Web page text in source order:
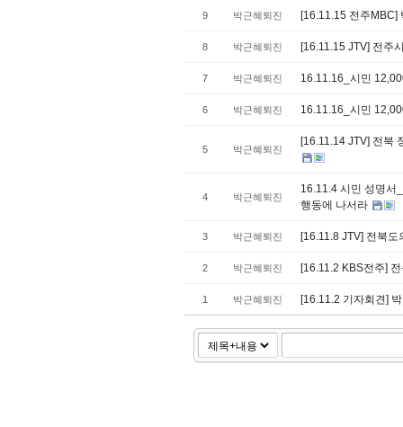
9 박근혜퇴진 [16.11.15 전주MBC]
8 박근혜퇴진 [16.11.15 JTV] 전주
7 박근혜퇴진 16.11.16_시민
6 박근혜퇴진 16.11.16_시민
5 박근혜퇴진
[16.11.14 JTV] 전북
4 박근혜퇴진
16.11.4 시민 성명서
행동에 나서라
3 박근혜퇴진 [16.11.8 JTV] 전북
2 박근혜퇴진 [16.11.2 KBS전주]
1 박근혜퇴진 [16.11.2 기자회견]